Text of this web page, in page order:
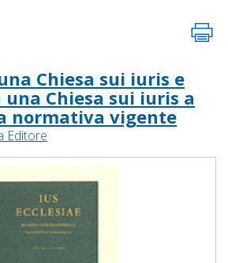
Chiesa sui iuris e
una Chiesa sui iuris a
normativa vigente
Editore